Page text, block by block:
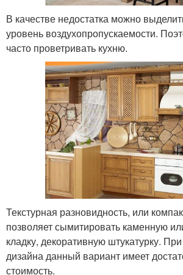
В качестве недостатка можно
уровень воздухопропускаемости.
часто проветривать кухню.
Текстурная разновидность, или
позволяет сымитировать каменную
кладку, декоративную штукатурку.
дизайна данный вариант имеет
стоимость.